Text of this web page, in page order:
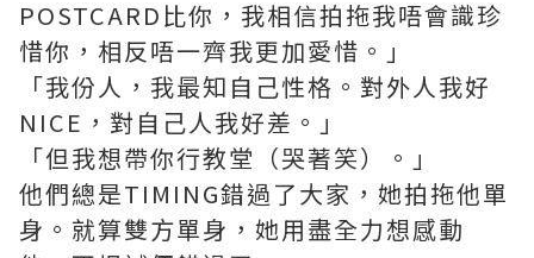
POSTCARD比你，我相信拍拖我唔會識珍
惜你，相反唔一齊我更加愛惜。」
「我份人，我最知自己性格。對外人我好
NICE，對自己人我好差。」
「但我想帶你行教堂（哭著笑）。」
他們總是TIMING錯過了大家，她拍拖他單
身。就算雙方單身，她用盡全力想感動